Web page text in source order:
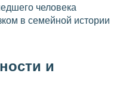
человека
в семейной истории
и